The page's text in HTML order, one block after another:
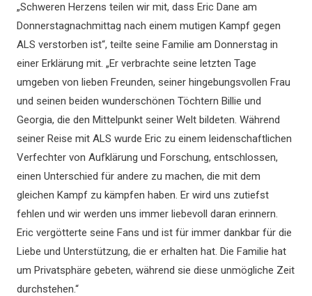
„Schweren Herzens teilen wir mit, dass Eric Dane am
Donnerstagnachmittag nach einem mutigen Kampf gegen
ALS verstorben ist“, teilte seine Familie am Donnerstag in
einer Erklärung mit. „Er verbrachte seine letzten Tage
umgeben von lieben Freunden, seiner hingebungsvollen Frau
und seinen beiden wunderschönen Töchtern Billie und
Georgia, die den Mittelpunkt seiner Welt bildeten. Während
seiner Reise mit ALS wurde Eric zu einem leidenschaftlichen
Verfechter von Aufklärung und Forschung, entschlossen,
einen Unterschied für andere zu machen, die mit dem
gleichen Kampf zu kämpfen haben. Er wird uns zutiefst
fehlen und wir werden uns immer liebevoll daran erinnern.
Eric vergötterte seine Fans und ist für immer dankbar für die
Liebe und Unterstützung, die er erhalten hat. Die Familie hat
um Privatsphäre gebeten, während sie diese unmögliche Zeit
durchstehen.“